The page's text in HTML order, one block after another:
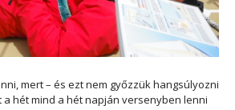
mert – és ezt nem győzzük hangsúlyozni
a hét mind a hét napján versenyben lenni